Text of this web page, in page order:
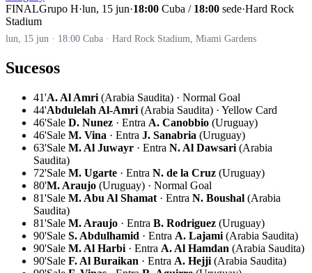
FINALGrupo H·lun, 15 jun·18:00 Cuba / 18:00 sede·Hard Rock
Stadium
lun, 15 jun · 18:00 Cuba · Hard Rock Stadium, Miami Gardens
Sucesos
41'A. Al Amri (Arabia Saudita) · Normal Goal
44'Abdulelah Al-Amri (Arabia Saudita) · Yellow Card
46'Sale D. Nunez · Entra A. Canobbio (Uruguay)
46'Sale M. Vina · Entra J. Sanabria (Uruguay)
63'Sale M. Al Juwayr · Entra N. Al Dawsari (Arabia
Saudita)
72'Sale M. Ugarte · Entra N. de la Cruz (Uruguay)
80'M. Araujo (Uruguay) · Normal Goal
81'Sale M. Abu Al Shamat · Entra N. Boushal (Arabia
Saudita)
81'Sale M. Araujo · Entra B. Rodriguez (Uruguay)
90'Sale S. Abdulhamid · Entra A. Lajami (Arabia Saudita)
90'Sale M. Al Harbi · Entra A. Al Hamdan (Arabia Saudita)
90'Sale F. Al Buraikan · Entra A. Hejji (Arabia Saudita)